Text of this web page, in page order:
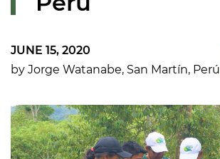
JUNE 15, 2020
by Jorge Watanabe, San Martín, Perú